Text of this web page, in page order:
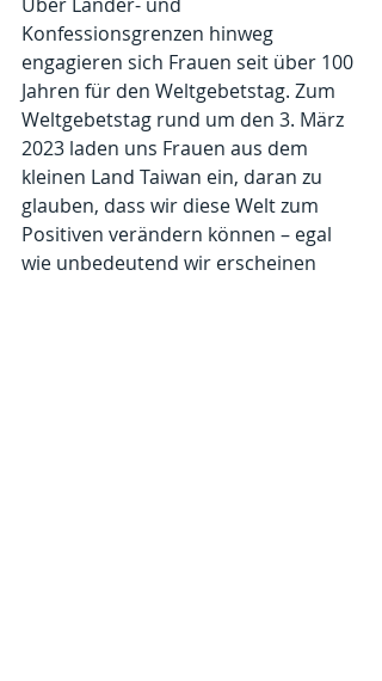
Konfessionsgrenzen hinweg
engagieren sich Frauen seit über 100
Jahren für den Weltgebetstag. Zum
Weltgebetstag rund um den 3. März
2023 laden uns Frauen aus dem
kleinen Land Taiwan ein, daran zu
glauben, dass wir diese Welt zum
Positiven verändern können – egal
wie unbedeutend wir erscheinen